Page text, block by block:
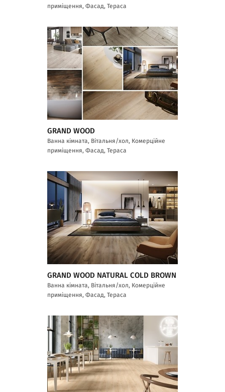
приміщення, Фасад, Тераса
GRAND WOOD
Ванна кімната, Вітальня/хол, Комерційне
приміщення, Фасад, Тераса
GRAND WOOD NATURAL COLD BROWN
Ванна кімната, Вітальня/хол, Комерційне
приміщення, Фасад, Тераса